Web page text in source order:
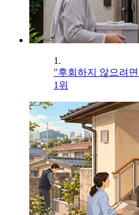
1.
"후회하지 않으려
1위